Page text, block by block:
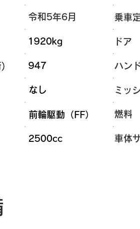
令和5年6月 乗車
ドア
1920kg
ハン
947
)
ミッ
なし
燃料
前輪駆動（FF）
車体
2500cc